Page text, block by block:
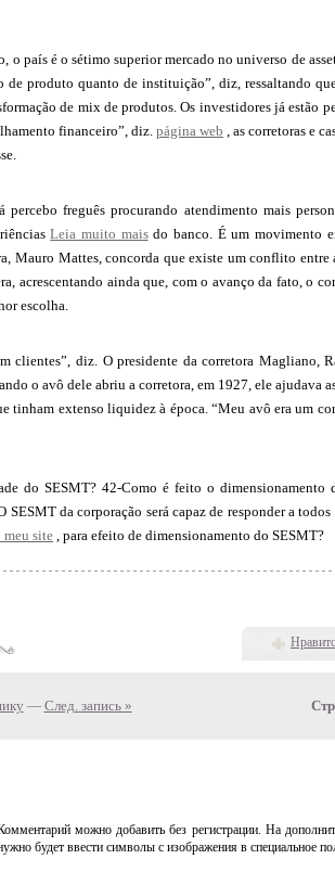
o país é o sétimo superior mercado no universo de
produto quanto de instituição”, diz, ressaltando
de mix de produtos. Os investidores já estão
financeiro”, diz.página web , as corretoras e
freguês procurando atendimento mais
Leia muito maisdo banco. É um movimento
Mauro Mattes, concorda que existe um conflito entre
acrescentando ainda que, com o avanço da fato, o
escolha.
clientes”, diz. O presidente da corretora Magliano,
o avô dele abriu a corretora, em 1927, ele ajudava
extenso liquidez à época. “Meu avô era um
do SESMT? 42-Como é feito o dimensionamento
da corporação será capaz de responder a todos
site , para efeito de dimensionamento do SESMT?
— След. запись »
можно добавить без регистрации. На
будет ввести символы с изображения в специальное